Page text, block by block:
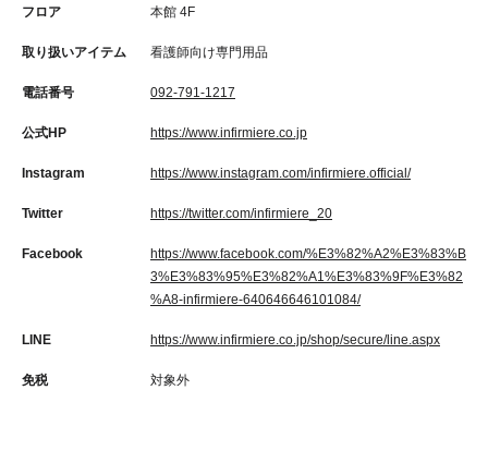
フロア 本館 4F
取り扱いアイテム 看護師向け専門用品
電話番号 092-791-1217
公式HP https://www.infirmiere.co.jp
Instagram https://www.instagram.com/infirmiere.official/
Twitter https://twitter.com/infirmiere_20
Facebook
https://www.facebook.com/%E3%82%A2%E3%83%B
3%E3%83%95%E3%82%A1%E3%83%9F%E3%82
%A8-infirmiere-640646646101084/
LINE https://www.infirmiere.co.jp/shop/secure/line.aspx
免税 対象外